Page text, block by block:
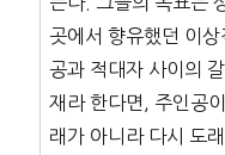
곳에서 향유했던 이
공과 적대자 사이의
재라 한다면, 주인공
래가 아니라 다시 도